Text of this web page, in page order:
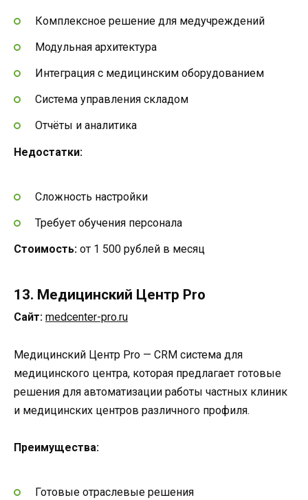
Комплексное решение для медучреждений
Модульная архитектура
Интеграция с медицинским оборудованием
Система управления складом
Отчёты и аналитика
Недостатки:
Сложность настройки
Требует обучения персонала
Стоимость: от 1 500 рублей в месяц
13. Медицинский Центр Pro
Сайт: medcenter-pro.ru
Медицинский Центр Pro — CRM система для
медицинского центра, которая предлагает готовые
решения для автоматизации работы частных клиник
и медицинских центров различного профиля.
Преимущества:
Готовые отраслевые решения